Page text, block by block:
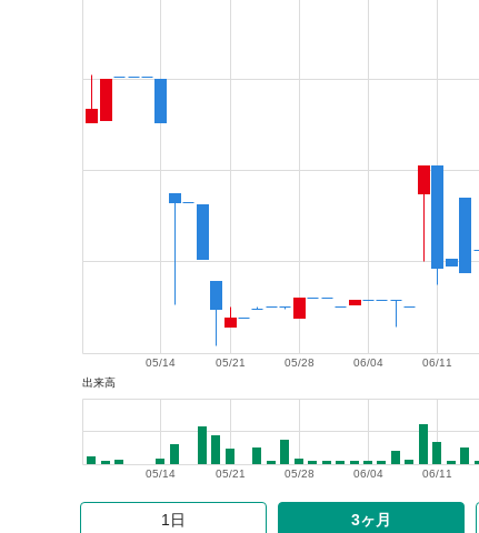
06/11
06/04
05/28
05/21
05/14
出来高
06/11
06/04
05/28
05/21
05/14
1日 3ヶ月